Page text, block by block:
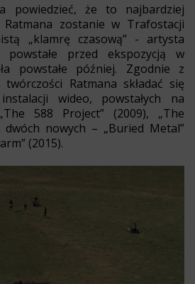
powiedzieć, że to najbardziej
Ratmana zostanie w Trafostacji
„klamrę czasową” - artysta
powstałe przed ekspozycją w
powstałe później. Zgodnie z
Ratmana składać się
wideo, powstałych na
588 Project” (2009), „The
nowych – „Buried Metal”
(2015).